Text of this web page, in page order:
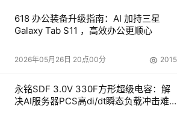
触发。WORM一次写入多次读取，可避
无法被删除、修改或覆盖，确保存盘的完
618 办公装备升级指南：AI 加持三星
Galaxy Tab S11 ，高效办公更顺心
2026年05月26日 20点00分 2015
永铭SDF 3.0V 330F方形超级电容：解
决AI服务器PCS高di/dt瞬态负载冲击难